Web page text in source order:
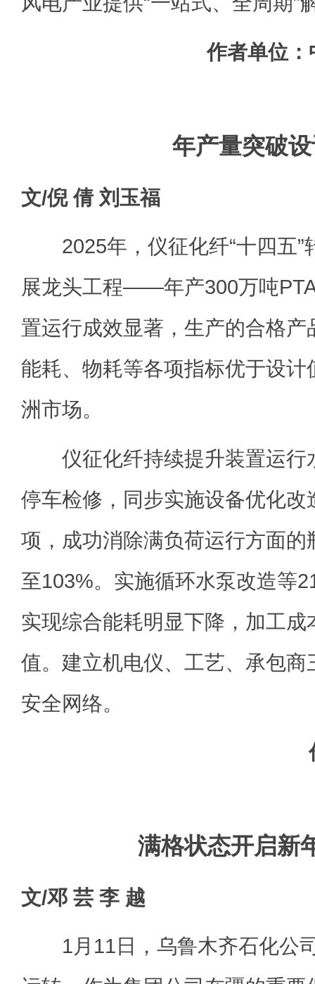
作者单位
年产量突破
文/倪 倩 刘玉福
2025年，仪征化纤“十四五”
展龙头工程——年产300万吨
置运行成效显著，生产的合格
能耗、物耗等各项指标优于设计
洲市场。
仪征化纤持续提升装置运行
停车检修，同步实施设备优化改
项，成功消除满负荷运行方面的
至103%。实施循环水泵改造等
实现综合能耗明显下降，加工
值。建立机电仪、工艺、承包商
安全网络。
满格状态开启新
文/邓 芸 李 越
1月11日，乌鲁木齐石化公